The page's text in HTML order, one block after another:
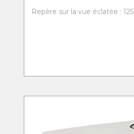
Repère sur la vue éclatée : 125